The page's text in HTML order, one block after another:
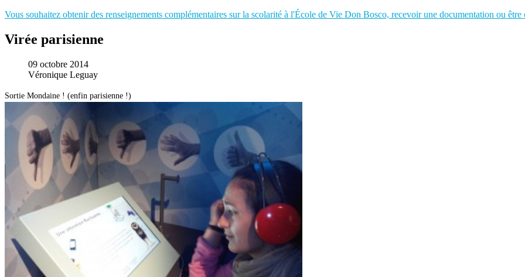
Vous souhaitez obtenir des renseignements complémentaires sur la scolarité à l'École de Vie Don Bosco, recevoir une documentation ou
Virée parisienne
09 octobre 2014
Véronique Leguay
Sortie Mondaine ! (enfin parisienne !)